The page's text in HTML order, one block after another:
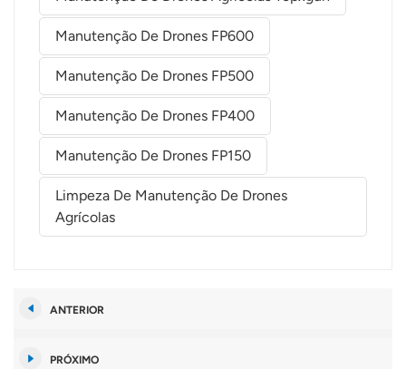
Manutenção De Drones FP600
Manutenção De Drones FP500
Manutenção De Drones FP400
Manutenção De Drones FP150
Limpeza De Manutenção De Drones
Agrícolas
ANTERIOR
PRÓXIMO